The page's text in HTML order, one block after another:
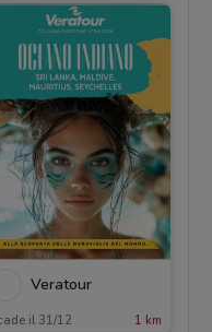
Veratour
il 31/12 1 km